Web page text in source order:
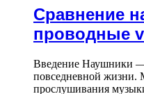
Сравнение
проводные
Введение Наушники —
повседневной жизни.
прослушивания